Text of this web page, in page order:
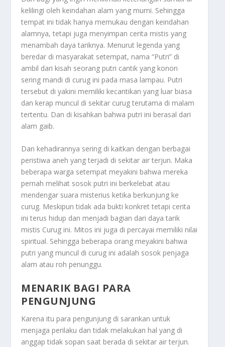
kelilingi oleh keindahan alam yang murni. Sehingga
tempat ini tidak hanya memukau dengan keindahan
alamnya, tetapi juga menyimpan cerita mistis yang
menambah daya tariknya. Menurut legenda yang
beredar di masyarakat setempat, nama “Putri” di
ambil dari kisah seorang putri cantik yang konon
sering mandi di curug ini pada masa lampau. Putri
tersebut di yakini memiliki kecantikan yang luar biasa
dan kerap muncul di sekitar curug terutama di malam
tertentu. Dan di kisahkan bahwa putri ini berasal dari
alam gaib.
Dan kehadirannya sering di kaitkan dengan berbagai
peristiwa aneh yang terjadi di sekitar air terjun. Maka
beberapa warga setempat meyakini bahwa mereka
pernah melihat sosok putri ini berkelebat atau
mendengar suara misterius ketika berkunjung ke
curug. Meskipun tidak ada bukti konkret tetapi cerita
ini terus hidup dan menjadi bagian dari daya tarik
mistis Curug ini. Mitos ini juga di percayai memiliki nilai
spiritual. Sehingga beberapa orang meyakini bahwa
putri yang muncul di curug ini adalah sosok penjaga
alam atau roh penunggu.
MENARIK BAGI PARA
PENGUNJUNG
Karena itu para pengunjung di sarankan untuk
menjaga perilaku dan tidak melakukan hal yang di
anggap tidak sopan saat berada di sekitar air terjun.